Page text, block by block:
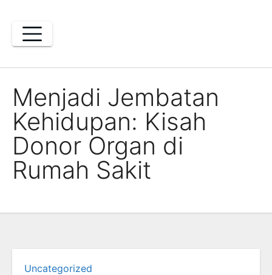
content
Menjadi Jembatan
Kehidupan: Kisah
Donor Organ di
Rumah Sakit
Uncategorized